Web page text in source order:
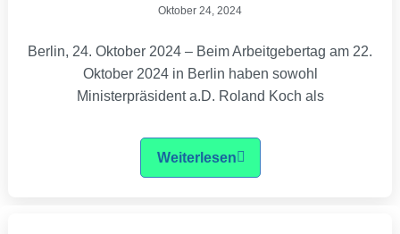
Oktober 24, 2024
Berlin, 24. Oktober 2024 – Beim Arbeitgebertag am 22.
Oktober 2024 in Berlin haben sowohl
Ministerpräsident a.D. Roland Koch als
Weiterlesen